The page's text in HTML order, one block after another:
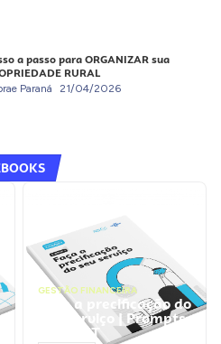
a passo para ORGANIZAR sua
RURAL
Paraná 21/04/2026
GESTÃO FINANCEIRA
Faça a precificação do
seu serviço | Prompts
ChatGPT